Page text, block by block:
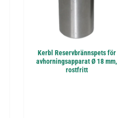
Kerbl Reservbrännspets för
avhorningsapparat Ø 18 mm,
rostfritt